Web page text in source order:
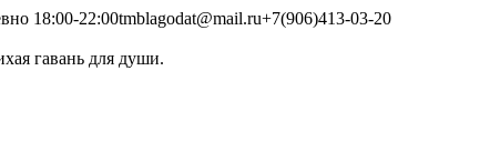
18:00-22:00tmblagodat@mail.ru+7(906)413-03-20
гавань для души.